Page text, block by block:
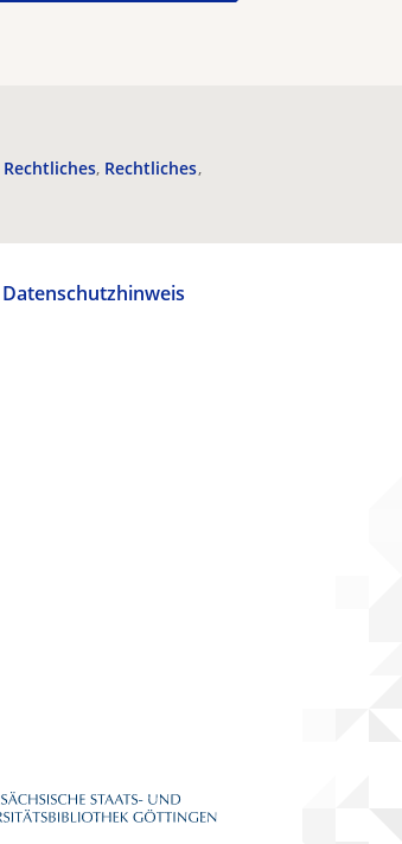
Rechtliches Rechtliches
Datenschutzhinweis